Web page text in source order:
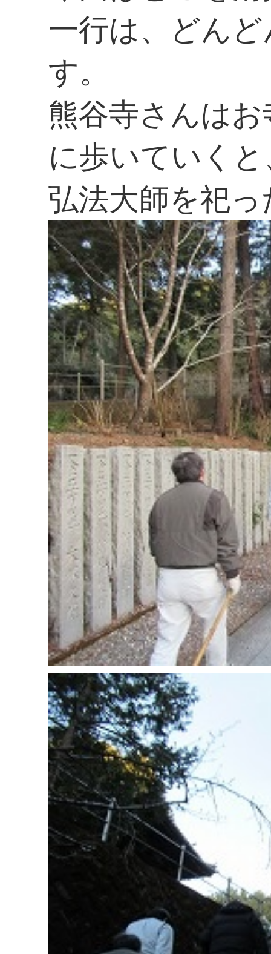
一行は、どん
す。
熊谷寺さんは
に歩いていく
弘法大師を祀